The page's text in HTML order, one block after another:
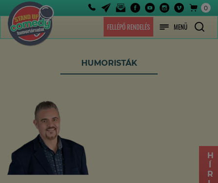
0
FELLÉPŐ RENDELÉS MENÜ
HUMORISTÁK